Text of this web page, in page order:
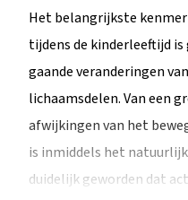
Het belangrijkste
tijdens de kinderleeftijd
gaande veranderingen
lichaamsdelen. Van een
afwijkingen van het
is inmiddels het
duidelijk geworden dat